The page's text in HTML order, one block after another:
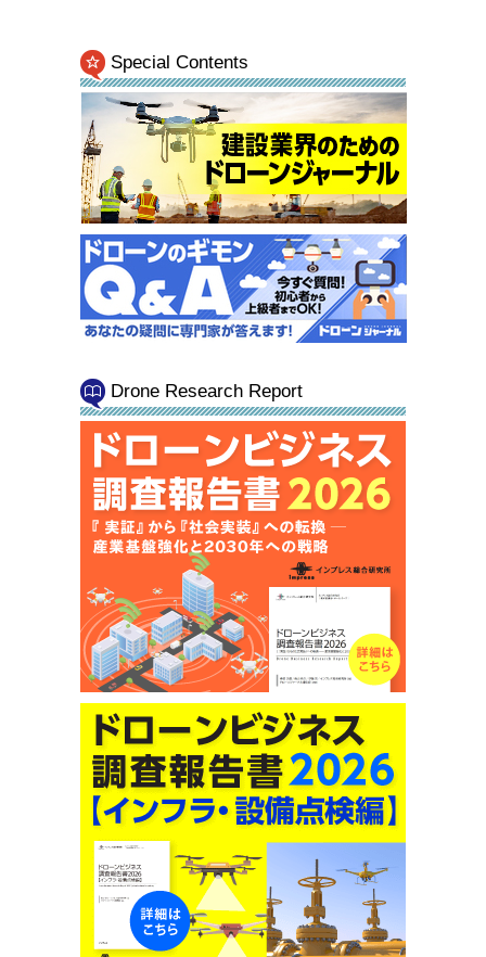
Special Contents
Drone Research Report